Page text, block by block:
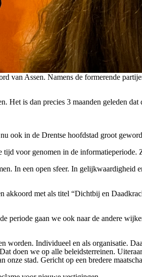
van Assen. Namens de formerende
is dan precies 3 maanden geleden
ook in de Drentse hoofdstad groot
voor genomen in de informatieperiode.
In een open sfeer. In gelijkwaardigheid
akkoord met als titel “Dichtbij en
periode gaan we ook naar de andere
Individueel en als organisatie.
doen we op alle beleidsterreinen.
stad. Gericht op een bredere